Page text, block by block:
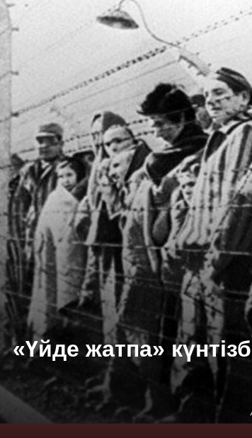
«Үйде жатпа»